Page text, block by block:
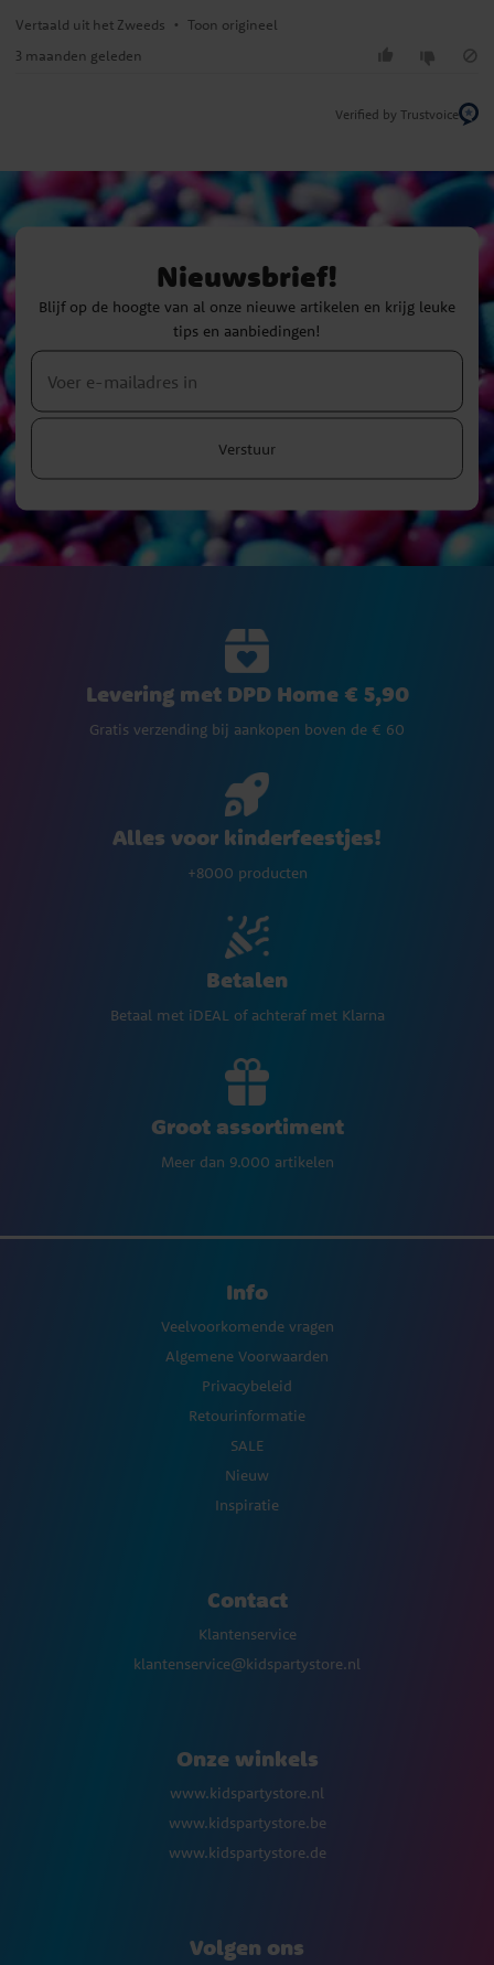
Vertaald uit het Zweeds • Toon origineel
3 maanden geleden
Verified by Trustvoice
Nieuwsbrief!
Blijf op de hoogte van al onze nieuwe artikelen en krijg leuke
tips en aanbiedingen!
Verstuur
Levering met DPD Home € 5,90
Gratis verzending bij aankopen boven de € 60
Alles voor kinderfeestjes!
+8000 producten
Betalen
Betaal met iDEAL of achteraf met Klarna
Groot assortiment
Meer dan 9.000 artikelen
Info
Veelvoorkomende vragen
Algemene Voorwaarden
Privacybeleid
Retourinformatie
SALE
Nieuw
Inspiratie
Contact
Klantenservice
klantenservice@kidspartystore.nl
Onze winkels
www.kidspartystore.nl
www.kidspartystore.be
www.kidspartystore.de
Volgen ons